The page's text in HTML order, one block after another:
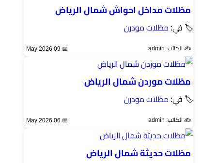
مظلات مداخل احواش شمال الرياض
🏷 في: مظلات مودرن
✍️ الكاتب: admin 📅 09 May 2026
مظلات موردن شمال الرياض
🏷 في: مظلات مودرن
✍️ الكاتب: admin 📅 06 May 2026
مظلات حديثة شمال الرياض